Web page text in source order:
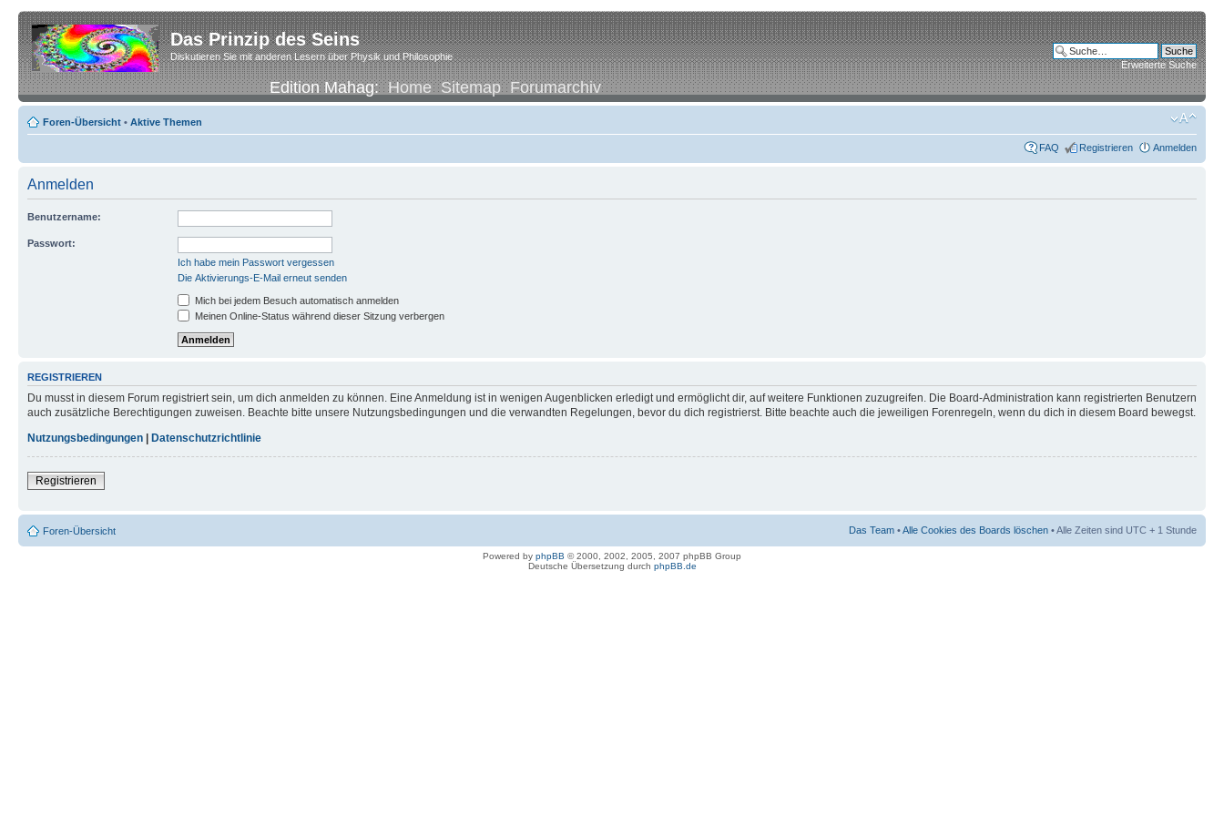
Das Prinzip des Seins
Diskutieren Sie mit anderen Lesern über Physik und Philosophie
Edition Mahag:Home Sitemap Forumarchiv
Erweiterte Suche
Foren-Übersicht • Aktive Themen
FAQ Registrieren Anmelden
Anmelden
Benutzername:
Passwort:
Ich habe mein Passwort vergessen
Die Aktivierungs-E-Mail erneut senden
Mich bei jedem Besuch automatisch anmelden
Meinen Online-Status während dieser Sitzung verbergen
REGISTRIEREN
Du musst in diesem Forum registriert sein, um dich anmelden zu können. Eine Anmeldung ist in wenigen Augenblicken erledigt und ermöglicht dir, auf weitere Funktionen zuzugreifen. Die Board-Administration kann registrierten Benutzern
auch zusätzliche Berechtigungen zuweisen. Beachte bitte unsere Nutzungsbedingungen und die verwandten Regelungen, bevor du dich registrierst. Bitte beachte auch die jeweiligen Forenregeln, wenn du dich in diesem Board bewegst.
Nutzungsbedingungen
Datenschutzrichtlinie
Registrieren
Foren-Übersicht Das Team •Alle Cookies des Boards löschen • Alle Zeiten sind UTC + 1 Stunde
Powered by phpBB © 2000, 2002, 2005, 2007 phpBB Group
Deutsche Übersetzung durch phpBB.de